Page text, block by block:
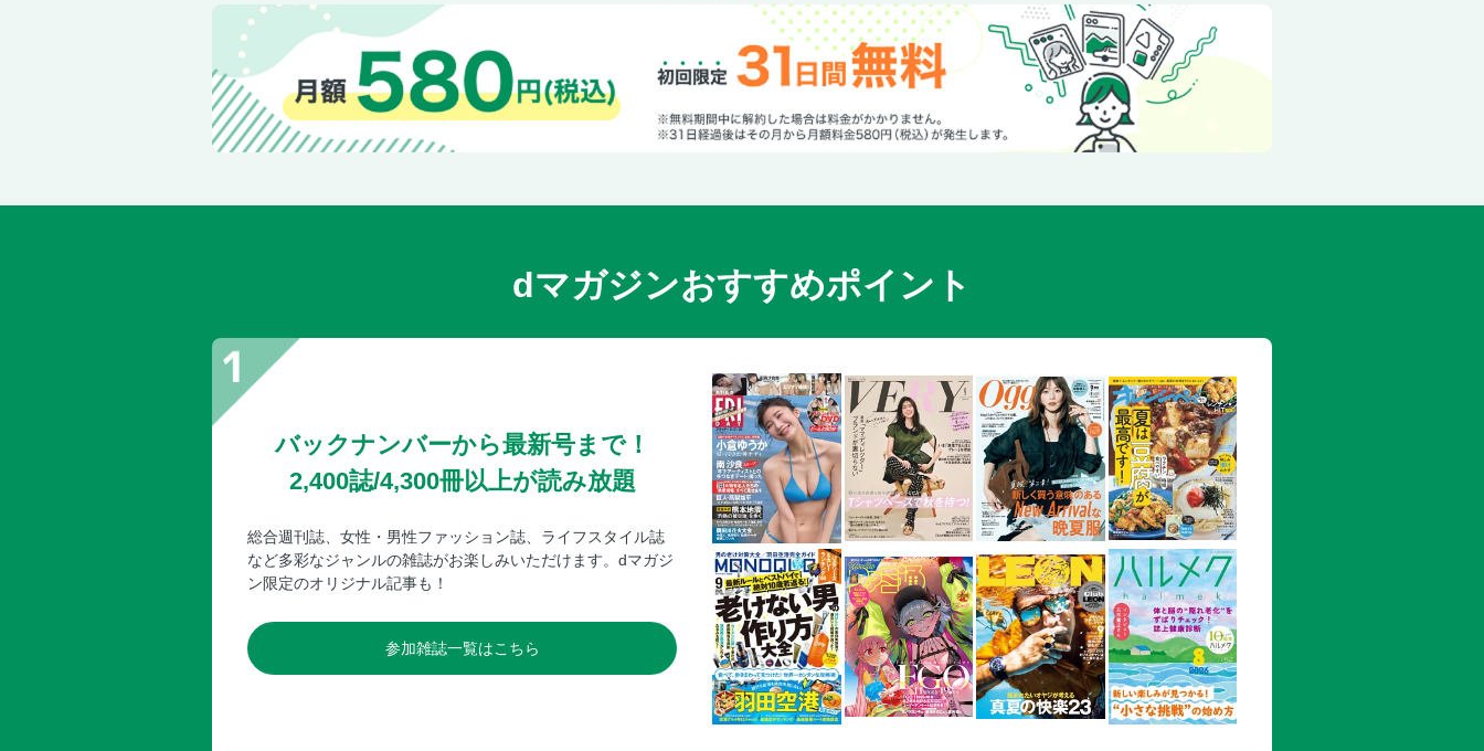
dマガジンおすすめポイント
バックナンバーから最新号まで！
2,400誌/4,300冊以上が読み放題
総合週刊誌、女性・男性ファッション誌、ライフスタイル誌
など多彩なジャンルの雑誌がお楽しみいただけます。dマガジ
ン限定のオリジナル記事も！
参加雑誌一覧はこちら